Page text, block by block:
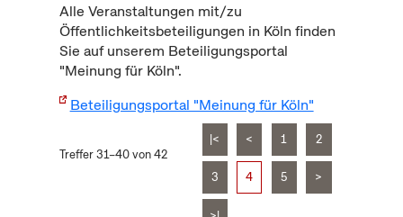
Alle Veranstaltungen mit/zu
Öffentlichkeitsbeteiligungen in Köln finden
Sie auf unserem Beteiligungsportal
"Meinung für Köln".
Beteiligungsportal "Meinung für Köln"
Treffer 31–40 von 42
|< < 1 2
3 4 5 >